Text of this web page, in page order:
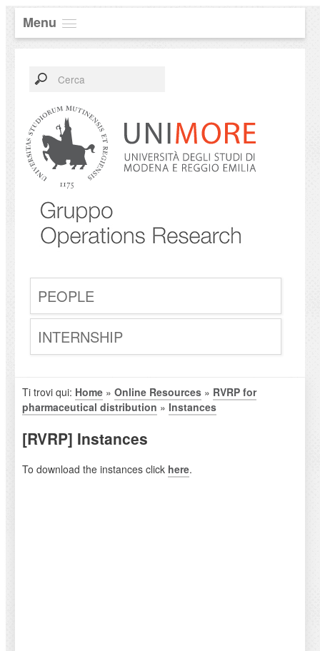
Menu
PEOPLE
INTERNSHIP
Ti trovi qui: Home» Online Resources» RVRP for
pharmaceutical distribution » Instances
[RVRP] Instances
To download the instances click here.